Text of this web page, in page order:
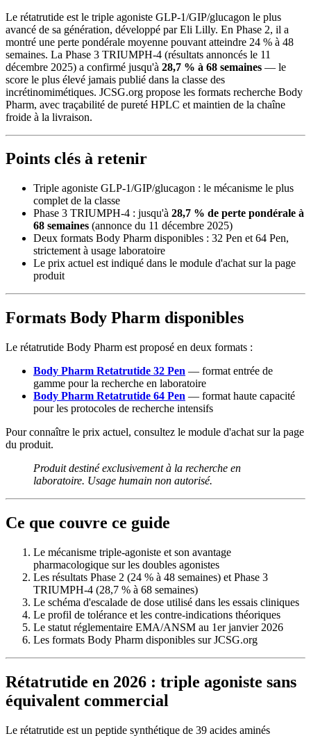
Le rétatrutide est le triple agoniste GLP-1/GIP/glucagon le plus
avancé de sa génération, développé par Eli Lilly. En Phase 2, il a
montré une perte pondérale moyenne pouvant atteindre 24 % à 48
semaines. La Phase 3 TRIUMPH-4 (résultats annoncés le 11
décembre 2025) a confirmé jusqu'à 28,7 % à 68 semaines — le
score le plus élevé jamais publié dans la classe des
incrétinomimétiques. JCSG.org propose les formats recherche Body
Pharm, avec traçabilité de pureté HPLC et maintien de la chaîne
froide à la livraison.
Points clés à retenir
Triple agoniste GLP-1/GIP/glucagon : le mécanisme le plus
complet de la classe
Phase 3 TRIUMPH-4 : jusqu'à 28,7 % de perte pondérale à
68 semaines (annonce du 11 décembre 2025)
Deux formats Body Pharm disponibles : 32 Pen et 64 Pen,
strictement à usage laboratoire
Le prix actuel est indiqué dans le module d'achat sur la page
produit
Formats Body Pharm disponibles
Le rétatrutide Body Pharm est proposé en deux formats :
Body Pharm Retatrutide 32 Pen — format entrée de
gamme pour la recherche en laboratoire
Body Pharm Retatrutide 64 Pen — format haute capacité
pour les protocoles de recherche intensifs
Pour connaître le prix actuel, consultez le module d'achat sur la page
du produit.
Produit destiné exclusivement à la recherche en
laboratoire. Usage humain non autorisé.
Ce que couvre ce guide
Le mécanisme triple-agoniste et son avantage
pharmacologique sur les doubles agonistes
Les résultats Phase 2 (24 % à 48 semaines) et Phase 3
TRIUMPH-4 (28,7 % à 68 semaines)
Le schéma d'escalade de dose utilisé dans les essais cliniques
Le profil de tolérance et les contre-indications théoriques
Le statut réglementaire EMA/ANSM au 1er janvier 2026
Les formats Body Pharm disponibles sur JCSG.org
Rétatrutide en 2026 : triple agoniste sans
équivalent commercial
Le rétatrutide est un peptide synthétique de 39 acides aminés